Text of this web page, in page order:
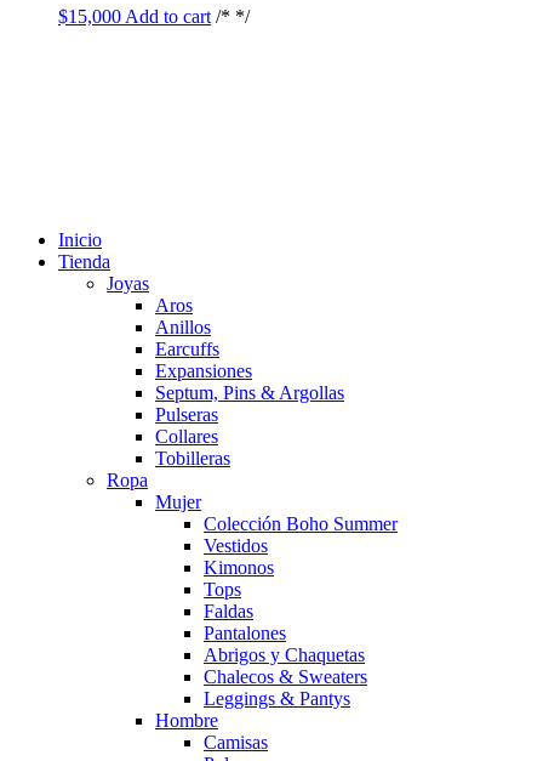
$15,000 Add to cart /* */
Inicio
Tienda
Joyas
Aros
Anillos
Earcuffs
Expansiones
Septum, Pins & Argollas
Pulseras
Collares
Tobilleras
Ropa
Mujer
Colección Boho Summer
Vestidos
Kimonos
Tops
Faldas
Pantalones
Abrigos y Chaquetas
Chalecos & Sweaters
Leggings & Pantys
Hombre
Camisas